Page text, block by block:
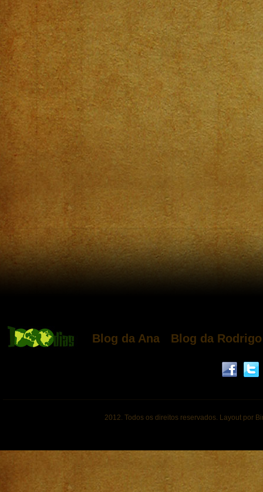
Blog da Ana Blog da Rodrigo
2012. Todos os direitos reservados. Layout por